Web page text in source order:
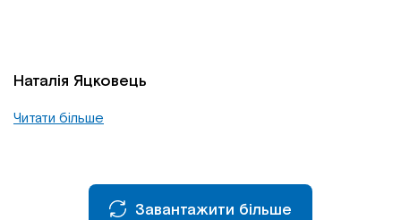
Наталія Яцковець
Читати більше
Завантажити більше